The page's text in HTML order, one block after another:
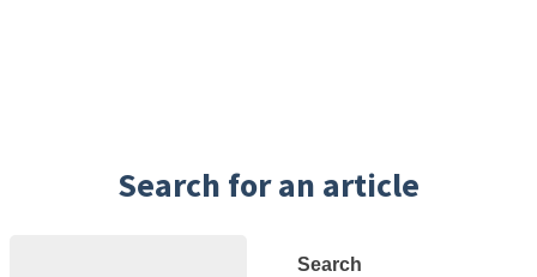
Search for an article
Search